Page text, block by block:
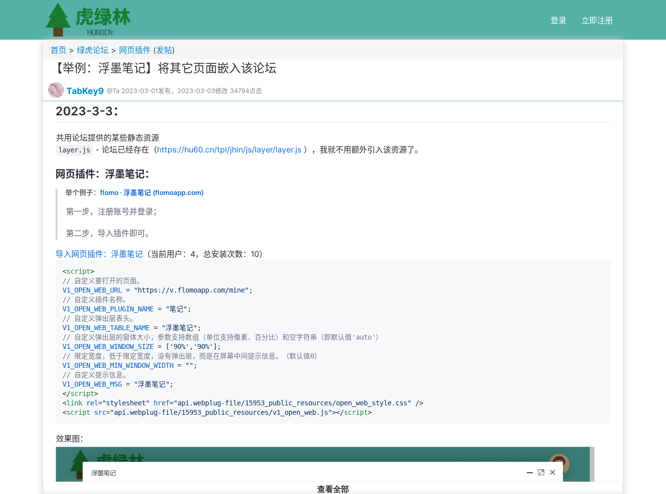
登录 立即注册
首页 > 绿虎论坛 > 网页插件 (发帖)
【举例：浮墨笔记】将其它页面嵌入该论坛
TabKey9 @Ta 2023-03-01发布，2023-03-03修改 34794点击
2023-3-3：
共用论坛提供的某些静态资源
layer.js - 论坛已经存在（https://hu60.cn/tpl/jhin/js/layer/layer.js），我就不用额外引入该资源了。
网页插件：浮墨笔记：
举个例子： flomo · 浮墨笔记 (flomoapp.com)
第一步，注册账号并登录；
第二步，导入插件即可。
导入网页插件： 浮墨笔记 （当前用户：4，总安装次数：10）
<script>
// 自定义要打开的页面。
V1_OPEN_WEB_URL
= "https://v.flomoapp.com/mine"
// 自定义插件名称。
V1_OPEN_WEB_PLUGIN_NAME = "笔记"
// 自定义弹出层表头。
V1_OPEN_WEB_TABLE_NAME = "浮墨笔记"
// 自定义弹出层的窗体大小，参数支持数组（单位支持像素、百分比）和空字符串（即默认值'auto'）
V1_OPEN_WEB_WINDOW_SIZE = [ '90%' , '90%'
// 限定宽度，低于限定宽度，没有弹出层，而是在屏幕中间提示信息。（默认值0）
V1_OPEN_WEB_MIN_WINDOW_WIDTH = ""
// 自定义提示信息。
V1_OPEN_WEB_MSG = "浮墨笔记"
</script>
<link rel="stylesheet" href="api.webplug-file/15953_public_resources/open_web_style.css" />
<script src="api.webplug-file/15953_public_resources/v1_open_web.js"></script>
效果图：
查看全部